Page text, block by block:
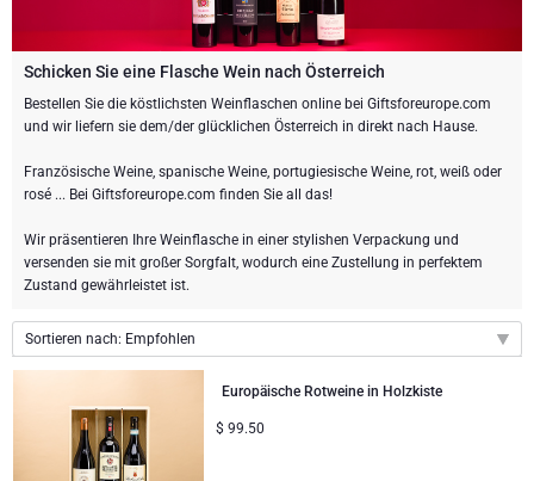
Exklusive Champagner-Geschenke
Schicken Sie eine Flasche Champagner
Merk
Dom Perignon Champagner
Pommery Champagner
Veuve Clicquot Geschenke
Lanson Champagner
Schicken Sie eine Flasche Wein
Sekt Geschenke
Geschenke mit Schokolade und Wein
ANDERE GETRÄNKE
Schicken Sie eine Flasche Champagner
Sekt Geschenke
Bier Geschenke
Alkohol-Geschenksets
Alkoholfreie Geschenke
SCHOKOLADE
Schokoladen Geschenke
Schokolade und Champagner Geschenke
Geschenke mit Schokolade und Wein
Neuhaus Schokoladen
Godiva Schokoladen
GOURMET GESCHENKE
Gourmet Geschenke
LIFESTYLE
Lifestyle Geschenke
Le Parfum de Nathalie
MARKEN
Cartwright & Butler
Corné Port-Royal Belgische Schokoladen
Budget-Geschenke
Luxusgeschenke
ANLÄSSE
Populäre Geschenke
FIRMENGESCHENKE
Schicken Sie eine Flasche Wein nach Österreich
Bestellen Sie die köstlichsten Weinflaschen online bei Giftsforeurope.com
und wir liefern sie dem/der glücklichen Österreich in direkt nach Hause.
Französische Weine, spanische Weine, portugiesische Weine, rot, weiß oder
rosé ... Bei Giftsforeurope.com finden Sie all das!
Wir präsentieren Ihre Weinflasche in einer stylishen Verpackung und
versenden sie mit großer Sorgfalt, wodurch eine Zustellung in perfektem
Zustand gewährleistet ist.
Sortieren nach: Empfohlen
Neuheiten
Preis: niedrigster zuerst
Europäische Rotweine in Holzkiste
$ 99.50